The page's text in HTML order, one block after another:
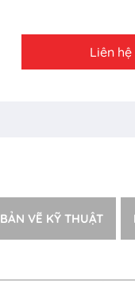
Liên hệ
BẢN VẼ KỸ THUẬT